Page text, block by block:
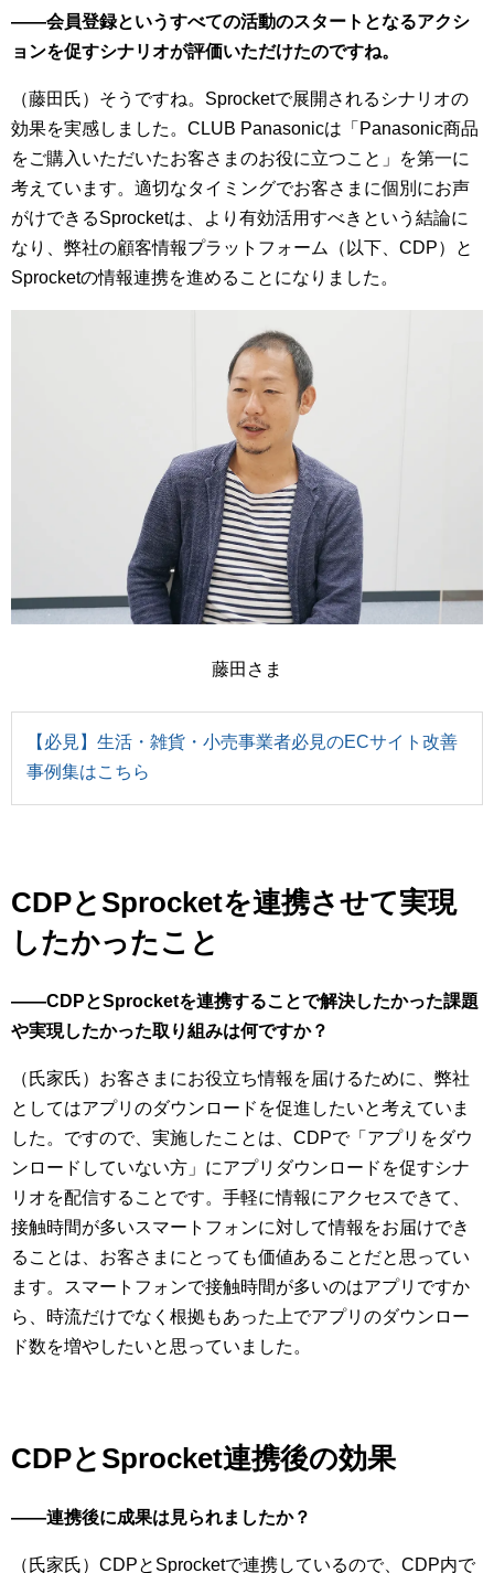
――会員登録というすべての活動のスタートとなるアクシ
ョンを促すシナリオが評価いただけたのですね。
（藤田氏）そうですね。Sprocketで展開されるシナリオの
効果を実感しました。CLUB Panasonicは「Panasonic商品
をご購入いただいたお客さまのお役に立つこと」を第一に
考えています。適切なタイミングでお客さまに個別にお声
がけできるSprocketは、より有効活用すべきという結論に
なり、弊社の顧客情報プラットフォーム（以下、CDP）と
Sprocketの情報連携を進めることになりました。
藤田さま
【必見】生活・雑貨・小売事業者必見のECサイト改善
事例集はこちら
CDPとSprocketを連携させて実現
したかったこと
――CDPとSprocketを連携することで解決したかった課題
や実現したかった取り組みは何ですか？
（氏家氏）お客さまにお役立ち情報を届けるために、弊社
としてはアプリのダウンロードを促進したいと考えていま
した。ですので、実施したことは、CDPで「アプリをダウ
ンロードしていない方」にアプリダウンロードを促すシナ
リオを配信することです。手軽に情報にアクセスできて、
接触時間が多いスマートフォンに対して情報をお届けでき
ることは、お客さまにとっても価値あることだと思ってい
ます。スマートフォンで接触時間が多いのはアプリですか
ら、時流だけでなく根拠もあった上でアプリのダウンロー
ド数を増やしたいと思っていました。
CDPとSprocket連携後の効果
――連携後に成果は見られましたか？
（氏家氏）CDPとSprocketで連携しているので、CDP内で